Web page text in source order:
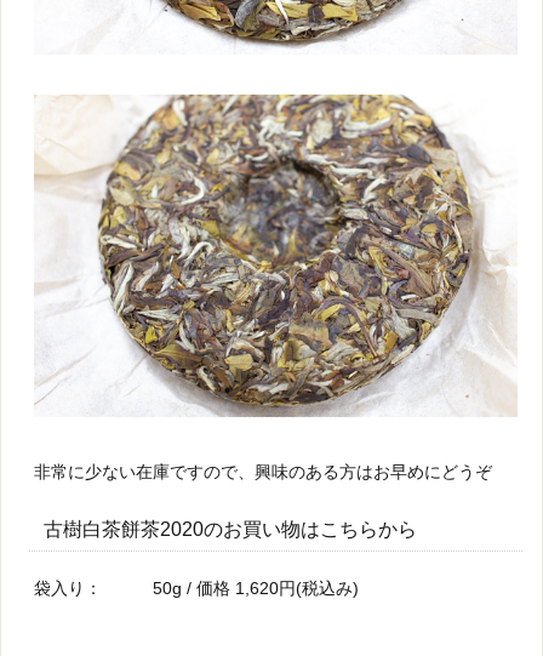
非常に少ない在庫ですので、興味のある方はお早めにどうぞ
古樹白茶餅茶2020のお買い物はこちらから
袋入り： 50g / 価格 1,620円(税込み)